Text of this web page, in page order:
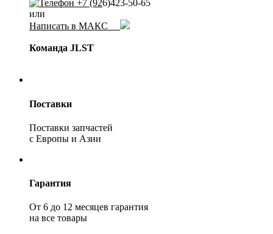
+7 (926)423-50-65
или
Написать в МАКС
Команда JLST
Поставки
Поставки запчастей
с Европы и Азии
Гарантия
От 6 до 12 месяцев гарантия
на все товары